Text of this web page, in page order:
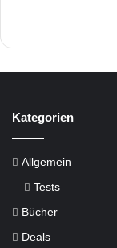
Kategorien
Allgemein
Tests
Bücher
Deals